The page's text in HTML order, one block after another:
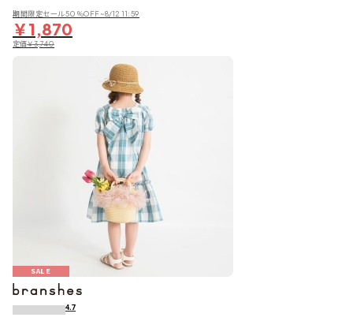
期間限定セール50％OFF~8/12 11:59
￥1,870
定価￥3,740
SALE
4.7